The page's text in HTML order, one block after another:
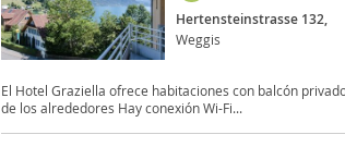
Hertensteinstrasse 132,
Weggis
El Hotel Graziella ofrece habitaciones con balcón
de los alrededores Hay conexión Wi-Fi...